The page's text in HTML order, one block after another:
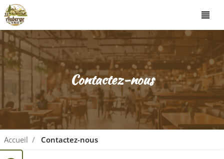
view_headline
Contactez-nous
Accueil Contactez-nous